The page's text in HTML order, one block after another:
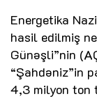
Energetika
hasil edilmiş
Günəşli”nin
“Şahdəniz”in
4,3 milyon ton